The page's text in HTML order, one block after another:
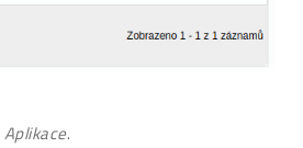
Aplikace.